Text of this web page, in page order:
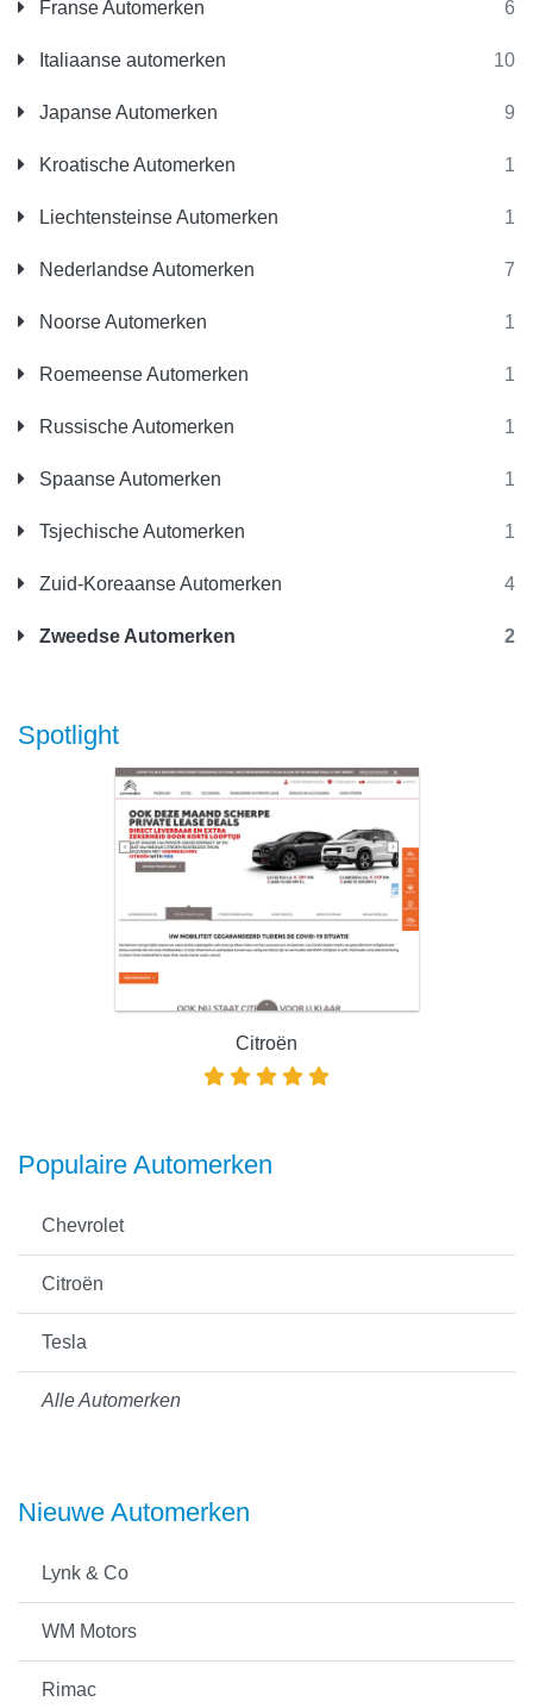
Franse Automerken 6
Italiaanse automerken 10
Japanse Automerken 9
Kroatische Automerken 1
Liechtensteinse Automerken 1
Nederlandse Automerken 7
Noorse Automerken 1
Roemeense Automerken 1
Russische Automerken 1
Spaanse Automerken 1
Tsjechische Automerken 1
Zuid-Koreaanse Automerken 4
Zweedse Automerken 2
Spotlight
Citroën
Populaire Automerken
Chevrolet
Citroën
Tesla
Alle Automerken
Nieuwe Automerken
Lynk & Co
WM Motors
Rimac